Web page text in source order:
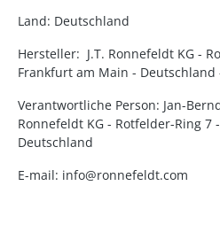
Land: Deutschland
Hersteller: J.T. Ronnefeldt KG -
Frankfurt am Main -
Verantwortliche Person: Jan-
Ronnefeldt KG - Rotfelder-Ring 7
Deutschland
E-mail: info@ronnefeldt.com